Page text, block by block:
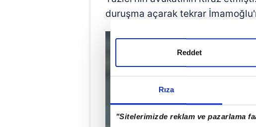
Rıza
"Sitelerimizde reklam ve pazarlama
Reddet
duruşma açarak tekrar